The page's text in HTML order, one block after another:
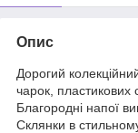
Опис
Дорогий
чарок, пластикових
Благородні напої
Склянки в